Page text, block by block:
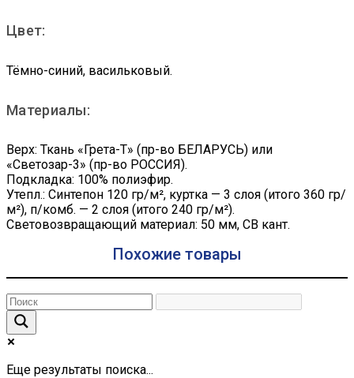
Цвет:
Тёмно-синий, васильковый.
Материалы:
Верх: Ткань «Грета-Т» (пр-во БЕЛАРУСЬ) или
«Светозар-3» (пр-во РОССИЯ).
Подкладка: 100% полиэфир.
Утепл.: Синтепон 120 гр/м², куртка — 3 слоя (итого 360 гр/
м²), п/комб. — 2 слоя (итого 240 гр/м²).
Световозвращающий материал: 50 мм, СВ кант.
Похожие товары
Еще результаты поиска...